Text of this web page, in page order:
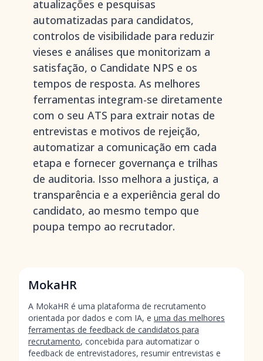
atualizações e pesquisas
automatizadas para candidatos,
controlos de visibilidade para reduzir
vieses e análises que monitorizam a
satisfação, o Candidate NPS e os
tempos de resposta. As melhores
ferramentas integram-se diretamente
com o seu ATS para extrair notas de
entrevistas e motivos de rejeição,
automatizar a comunicação em cada
etapa e fornecer governança e trilhas
de auditoria. Isso melhora a justiça, a
transparência e a experiência geral do
candidato, ao mesmo tempo que
poupa tempo ao recrutador.
MokaHR
A MokaHR é uma plataforma de recrutamento
orientada por dados e com IA, e uma das melhores
ferramentas de feedback de candidatos para
recrutamento, concebida para automatizar o
feedback de entrevistadores, resumir entrevistas e